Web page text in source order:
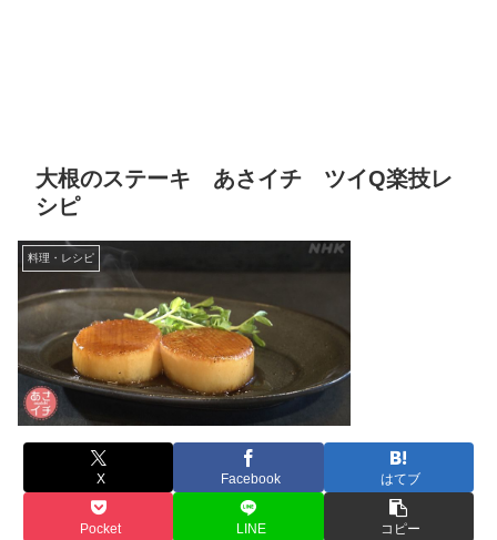
大根のステーキ あさイチ ツイQ楽技レ
シピ
料理・レシピ
X Facebook はてブ
Pocket LINE コピー